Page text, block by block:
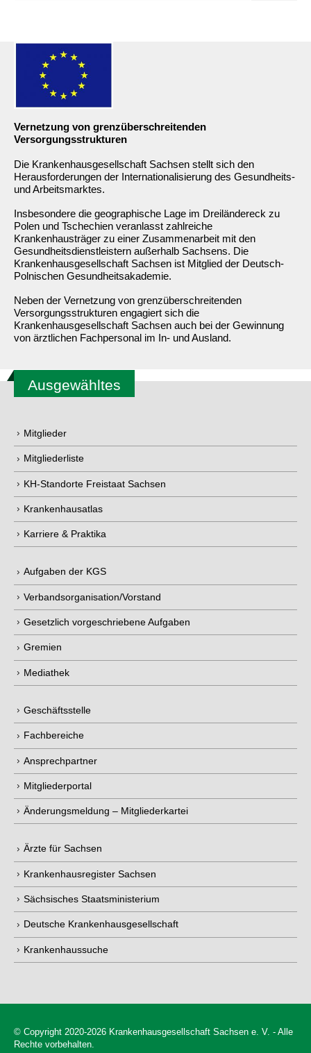
Vernetzung von grenzüberschreitenden
Versorgungsstrukturen
Die Krankenhausgesellschaft Sachsen stellt sich den
Herausforderungen der Internationalisierung des Gesundheits-
und Arbeitsmarktes.
Insbesondere die geographische Lage im Dreiländereck zu
Polen und Tschechien veranlasst zahlreiche
Krankenhausträger zu einer Zusammenarbeit mit den
Gesundheitsdienstleistern außerhalb Sachsens. Die
Krankenhausgesellschaft Sachsen ist Mitglied der Deutsch-
Polnischen Gesundheitsakademie.
Neben der Vernetzung von grenzüberschreitenden
Versorgungsstrukturen engagiert sich die
Krankenhausgesellschaft Sachsen auch bei der Gewinnung
von ärztlichen Fachpersonal im In- und Ausland.
Ausgewähltes
Mitglieder
Mitgliederliste
KH-Standorte Freistaat Sachsen
Krankenhausatlas
Karriere & Praktika
Aufgaben der KGS
Verbandsorganisation/Vorstand
Gesetzlich vorgeschriebene Aufgaben
Gremien
Mediathek
Geschäftsstelle
Fachbereiche
Ansprechpartner
Mitgliederportal
Änderungsmeldung – Mitgliederkartei
Ärzte für Sachsen
Krankenhausregister Sachsen
Sächsisches Staatsministerium
Deutsche Krankenhausgesellschaft
Krankenhaussuche
© Copyright 2020-2026 Krankenhausgesellschaft Sachsen e. V. - Alle
Rechte vorbehalten.